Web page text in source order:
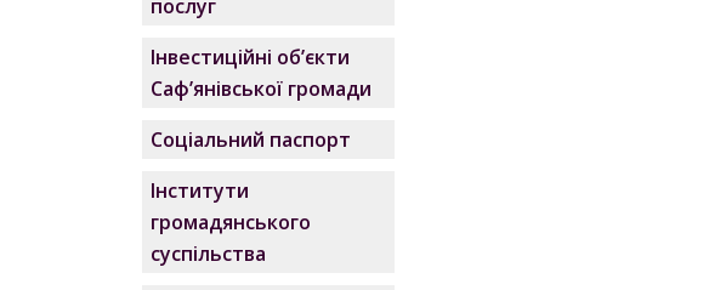
послуг
Інвестиційні об’єкти
Саф’янівської громади
Соціальний паспорт
Інститути
громадянського
суспільства